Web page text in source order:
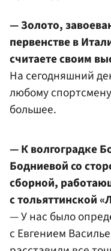
— Золото,
первенстве в
считаете своим
На сегодняшний
любому
большее.
— К волгоградке
Бодниевой со
сборной,
с тольяттинской
— У нас было
с Евгением